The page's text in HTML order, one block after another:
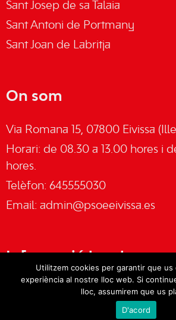
Sant Josep de sa Talaia
Sant Antoni de Portmany
Sant Joan de Labritja
On som
Via Romana 15, 07800 Eivissa
Horari: de 08.30 a 13.00 hores i
hores.
Telèfon: 645555030
Email: admin@psoeeivissa.es
Informació legal
Utilitzem cookies per garantir que us
experiència al nostre lloc web. Si
lloc, assumirem que us
D'acord